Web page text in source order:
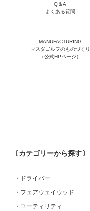
Q＆A
よくある質問
MANUFACTURING
マスダゴルフのものづくり
（公式HPページ）
〔カテゴリーから探す〕
・ドライバー
・フェアウェイウッド
・ユーティリティ